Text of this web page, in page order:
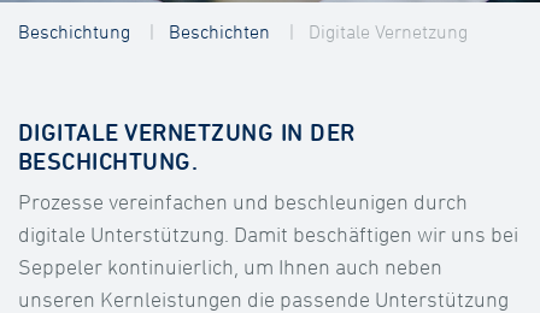
Beschichtung Beschichten Digitale Vernetzung
DIGITALE VERNETZUNG IN DER
BESCHICHTUNG.
Prozesse vereinfachen und beschleunigen durch
digitale Unterstützung. Damit beschäftigen wir uns bei
Seppeler kontinuierlich, um Ihnen auch neben
unseren Kernleistungen die passende Unterstützung